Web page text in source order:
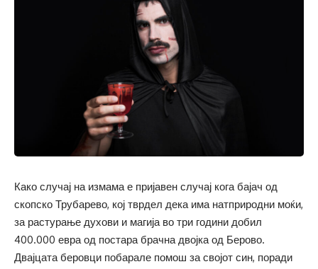
Како случај на измама е пријавен случај кога бајач од
скопско Трубарево, кој тврдел дека има натприродни моќи,
за растурање духови и магија во три години добил
400.000 евра од постара брачна двојка од Берово.
Двајцата беровци побарале помош за својот син, поради